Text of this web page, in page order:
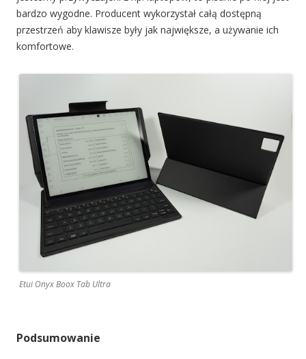
bardzo wygodne. Producent wykorzystał całą dostępną
przestrzeń aby klawisze były jak największe, a używanie ich
komfortowe.
Etui Onyx Boox Tab Ultra
Podsumowanie